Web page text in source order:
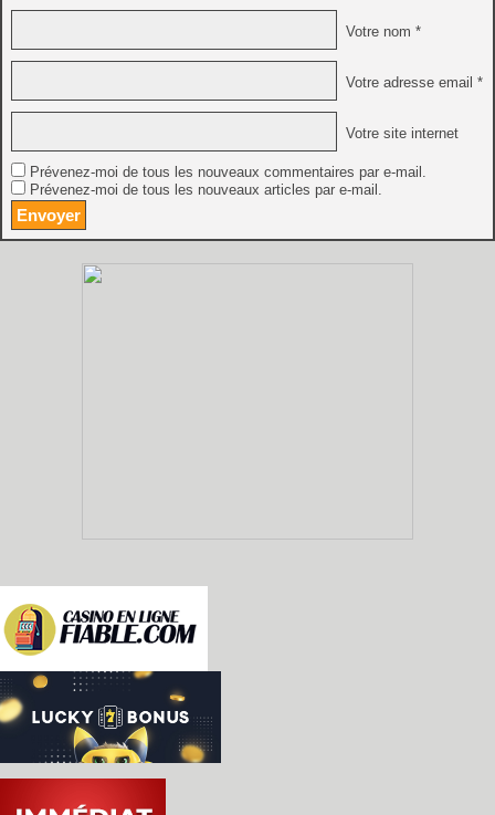
Votre nom *
Votre adresse email *
Votre site internet
Prévenez-moi de tous les nouveaux commentaires par e-mail.
Prévenez-moi de tous les nouveaux articles par e-mail.